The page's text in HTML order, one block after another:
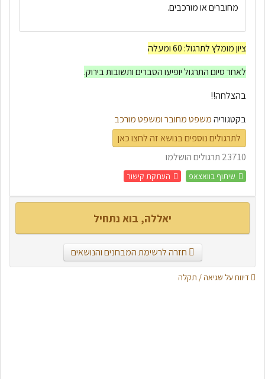
מחוברים או מורכבים.
ציון מומלץ לתרגול: 60 ומעלה
לאחר סיום התרגול יופיעו הסברים ותשובות בירוק.
בהצלחה!!
בקטגוריהמשפט מחובר ומשפט מורכב
לתרגולים נוספים בנושא זה לחצו כאן
23710 תרגולים הושלמו
שיתוף בוואצאפ העתקת קישור
יאללה, בוא נתחיל
חזרה לרשימת המבחנים והנושאים
דיווח על שגיאה / תקלה